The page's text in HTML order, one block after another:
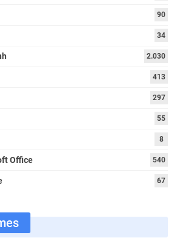
90
34
2.030
413
297
55
8
Office 540
67